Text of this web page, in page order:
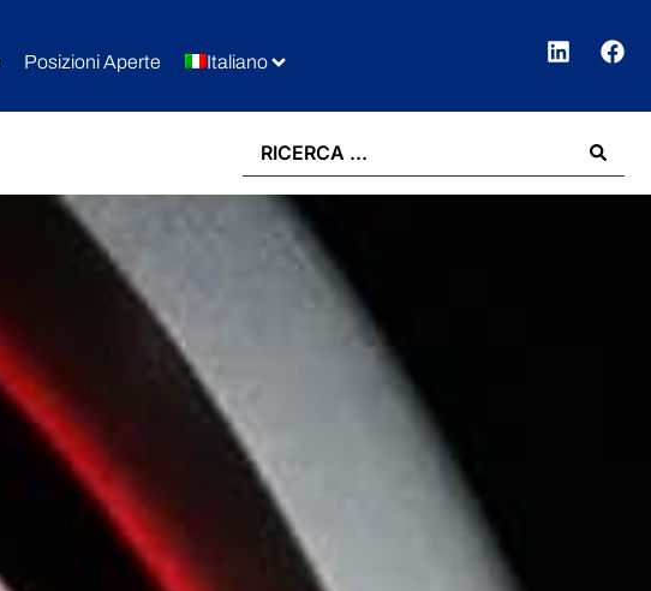
Posizioni Aperte Italiano